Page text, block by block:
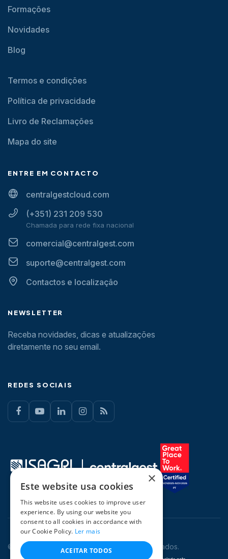
Formações
Novidades
Blog
Termos e condições
Política de privacidade
Livro de Reclamações
Mapa do site
ENTRE EM CONTACTO
centralgestcloud.com
(+351) 231 209 530
Chamada para rede fixa nacional
comercial@centralgest.com
suporte@centralgest.com
Contactos e localização
NEWSLETTER
Receba novidades, dicas e atualizações
diretamente no seu email.
REDES SOCIAIS
© 2026 CentralGest. Todos os direitos reservados.
×
Este website usa cookies
This website uses cookies to improve user
experience. By using our website you
consent to all cookies in accordance with
our Cookie Policy. Ler mais
ACEITAR TODOS